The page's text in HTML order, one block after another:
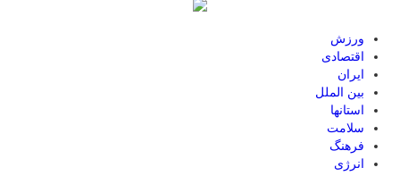
ورزش
اقتصادی
ایران
بین الملل
استانها
سلامت
فرهنگ
انرژی